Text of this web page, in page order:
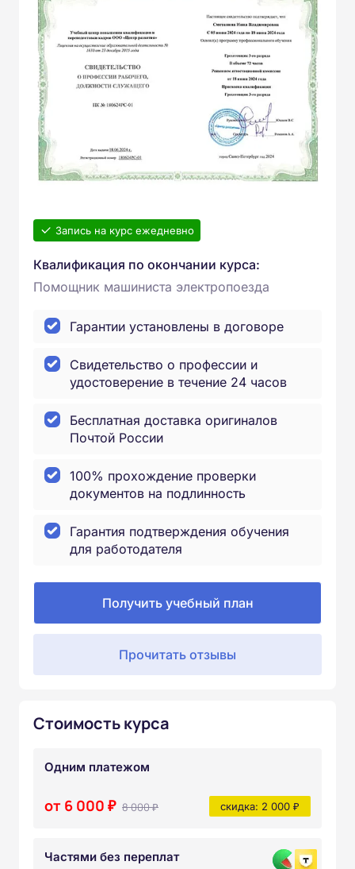
Запись на курс ежедневно
Квалификация по окончании курса:
Помощник машиниста электропоезда
Гарантии установлены в договоре
Свидетельство о профессии и
удостоверение в течение 24 часов
Бесплатная доставка оригиналов
Почтой России
100% прохождение проверки
документов на подлинность
Гарантия подтверждения обучения
для работодателя
Получить учебный план
Прочитать отзывы
Стоимость курса
Одним платежом
от 6 000 ₽ 8 000 ₽ скидка: 2 000 ₽
Частями без переплат